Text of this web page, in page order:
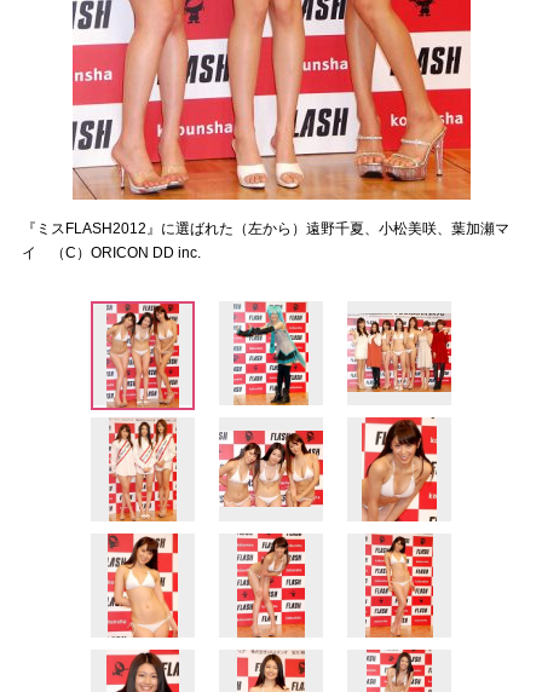
『ミスFLASH2012』に選ばれた（左から）遠野千夏、小松美咲、葉加瀬マ
イ （C）ORICON DD inc.